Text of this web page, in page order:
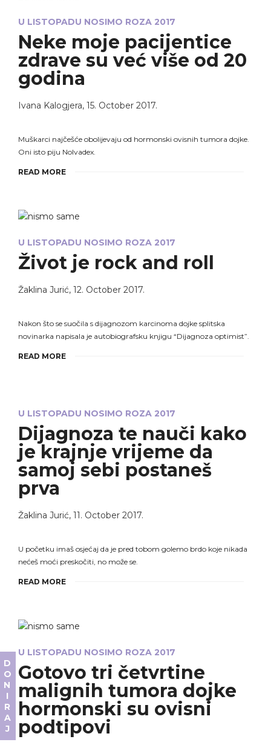
U LISTOPADU NOSIMO ROZA 2017
Neke moje pacijentice
zdrave su već više od 20
godina
Ivana Kalogjera, 15. October 2017.
Muškarci najčešće obolijevaju od hormonski ovisnih tumora dojke.
Oni isto piju Nolvadex.
READ MORE
U LISTOPADU NOSIMO ROZA 2017
Život je rock and roll
Žaklina Jurić, 12. October 2017.
Nakon što se suočila s dijagnozom karcinoma dojke splitska
novinarka napisala je autobiografsku knjigu “Dijagnoza optimist”.
READ MORE
U LISTOPADU NOSIMO ROZA 2017
Dijagnoza te nauči kako
je krajnje vrijeme da
samoj sebi postaneš
prva
Žaklina Jurić, 11. October 2017.
U početku imaš osjećaj da je pred tobom golemo brdo koje nikada
nećeš moći preskočiti, no može se.
READ MORE
U LISTOPADU NOSIMO ROZA 2017
Gotovo tri četvrtine
malignih tumora dojke
hormonski su ovisni
podtipovi
DONIRAJ